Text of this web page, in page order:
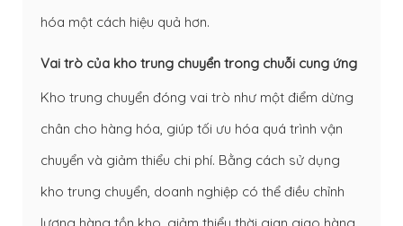
hóa một cách hiệu quả hơn.
Vai trò của kho trung chuyển trong chuỗi cung ứng
Kho trung chuyển đóng vai trò như một điểm dừng
chân cho hàng hóa, giúp tối ưu hóa quá trình vận
chuyển và giảm thiểu chi phí. Bằng cách sử dụng
kho trung chuyển, doanh nghiệp có thể điều chỉnh